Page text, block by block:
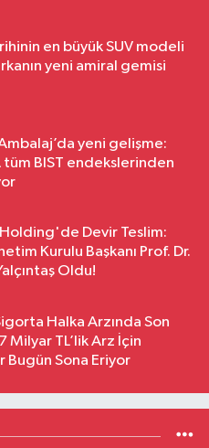
en büyük SUV modeli
yeni amiral gemisi
yeni gelişme:
tüm BIST endekslerinden
Devir Teslim:
Kurulu Başkanı Prof. Dr.
Oldu!
Halka Arzında Son
Milyar TL’lik Arz İçin
Bugün Sona Eriyor